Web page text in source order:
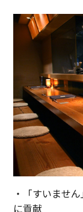
・「すいませ
に貢献